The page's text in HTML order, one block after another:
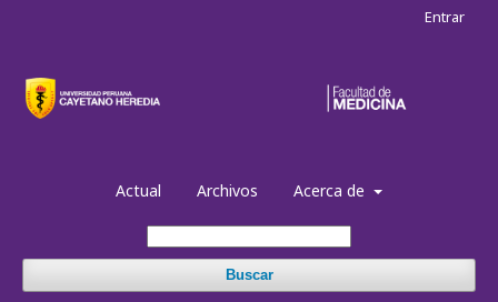
Actual Archivos Acerca de
Buscar
Entrar